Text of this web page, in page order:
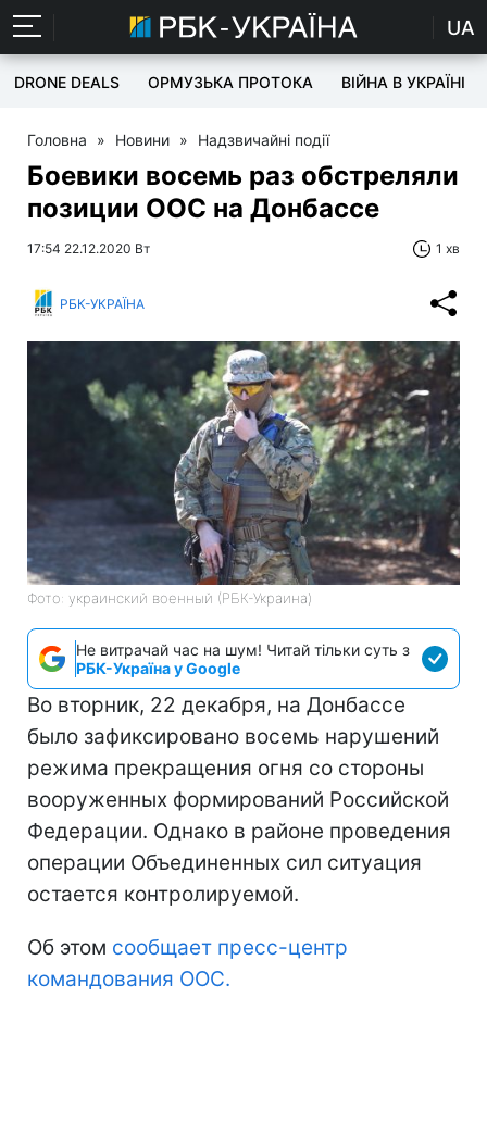
UA
DRONE DEALS ОРМУЗЬКА ПРОТОКА ВІЙНА В УКРАЇНІ
Головна » Новини » Надзвичайні події
Боевики восемь раз обстреляли
позиции ООС на Донбассе
17:54 22.12.2020 Вт 1 хв
РБК-УКРАЇНА
Фото: украинский военный (РБК-Украина)
Не витрачай час на шум! Читай тільки суть з
РБК-Україна у Google
Во вторник, 22 декабря, на Донбассе
было зафиксировано восемь нарушений
режима прекращения огня со стороны
вооруженных формирований Российской
Федерации. Однако в районе проведения
операции Объединенных сил ситуация
остается контролируемой.
Об этом сообщает пресс-центр
командования ООС.